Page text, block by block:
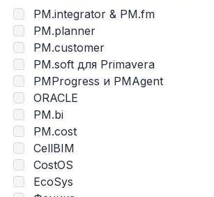
PM.integrator & PM.fm
PM.planner
PM.customer
PM.soft для Primavera
PMProgress и PMAgent
ORACLE
PM.bi
PM.cost
CellBIM
CostOS
EcoSys